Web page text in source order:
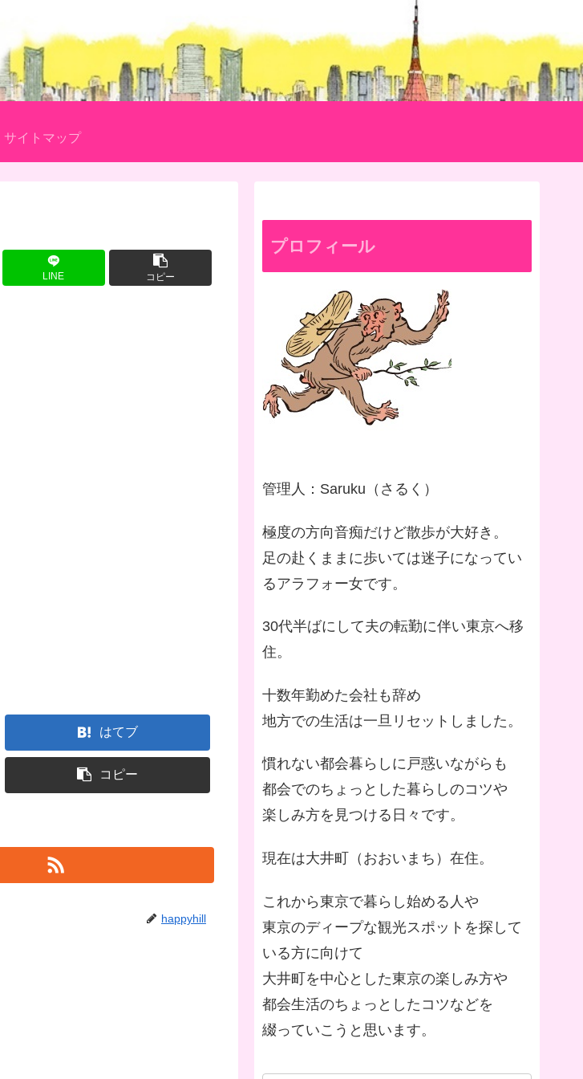
サイトマップ
LINE コピー
はてブ
コピー
happyhill
プロフィール
管理人：Saruku（さるく）
極度の方向音痴だけど散歩が大好き。
足の赴くままに歩いては迷子になってい
るアラフォー女です。
30代半ばにして夫の転勤に伴い東京へ移
住。
十数年勤めた会社も辞め
地方での生活は一旦リセットしました。
慣れない都会暮らしに戸惑いながらも
都会でのちょっとした暮らしのコツや
楽しみ方を見つける日々です。
現在は大井町（おおいまち）在住。
これから東京で暮らし始める人や
東京のディープな観光スポットを探して
いる方に向けて
大井町を中心とした東京の楽しみ方や
都会生活のちょっとしたコツなどを
綴っていこうと思います。